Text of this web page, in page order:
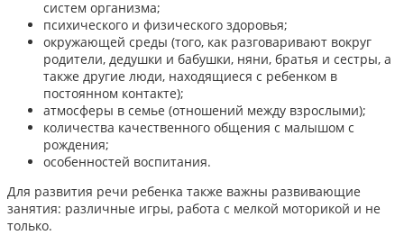
систем организма;
психического и физического здоровья;
окружающей среды (того, как разговаривают вокруг
родители, дедушки и бабушки, няни, братья и сестры, а
также другие люди, находящиеся с ребенком в
постоянном контакте);
атмосферы в семье (отношений между взрослыми);
количества качественного общения с малышом с
рождения;
особенностей воспитания.
Для развития речи ребенка также важны развивающие
занятия: различные игры, работа с мелкой моторикой и не
только.